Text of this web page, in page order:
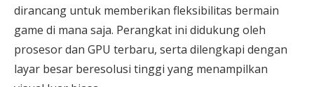
dirancang untuk memberikan fleksibilitas bermain
game di mana saja. Perangkat ini didukung oleh
prosesor dan GPU terbaru, serta dilengkapi dengan
layar besar beresolusi tinggi yang menampilkan